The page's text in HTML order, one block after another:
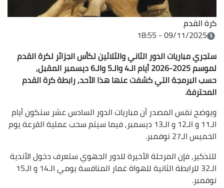
كرة القدم
09/11/2025 - 18:55
ستجري مباريات الدور الثاني والثلاثين لكأس الجزائر لكرة القدم
لموسم 2025-2026 أيام الـ4 والـ5 والـ6 ديسمبر المقبل,
حسب البرمجة التي كشفت عنها هذا الأحد, رابطة كرة القدم
المحترفة.
ويوضح نفس المصدر أن مباريات الدور السادس عشر ستكون أيام
الـ11 و الـ12 و الـ13 ديسمبر, فيما سيتم سحب عملية القرعة يوم
الخميس الـ27 نوفمبر.
للتذكير, فإن المرحلة الأخيرة للدور الجهوي ستعرف دخول الأندية
الـ32 للرابطة الثانية للهواة غمار المنافسة يومي الـ14 و الـ15
نوفمبر.